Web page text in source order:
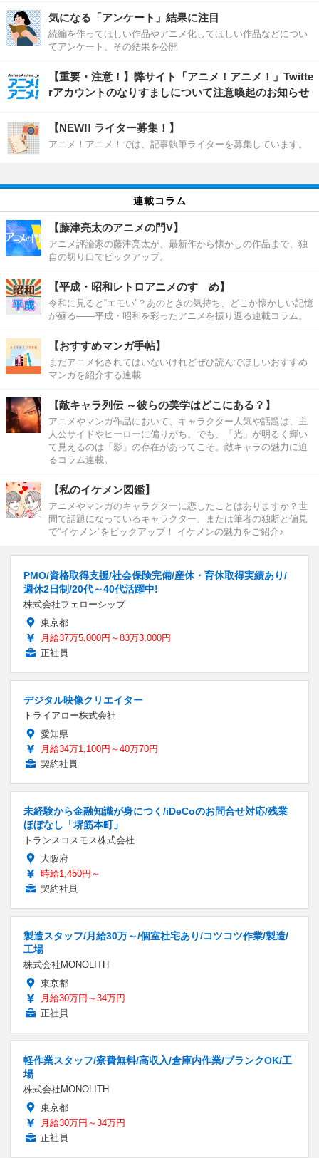
気になる「アンケート」結果に注目
続編を作ってほしい作品やアニメ化してほしい作品などについ
てアンケート、その結果を公開
【重要・注意！】弊サイト「アニメ！アニメ！」Twitte
rアカウントのなりすましについて注意喚起のお知らせ
【NEW!! ライター募集！】
アニメ！アニメ！では、記事執筆ライターを募集しています。
連載コラム
【藤津亮太のアニメの門V】
アニメ評論家の藤津亮太が、最新作から懐かしの作品まで、独
自の切り口でピックアップ。
【平成・昭和レトロアニメのすゝめ】
令和に見ると“エモい”？あのときの気持ち、どこか懐かしい記憶
が蘇る――平成・昭和を彩ったアニメを振り返る連載コラム。
【おすすめマンガ手帖】
まだアニメ化されてはいないけれどぜひ読んでほしいおすすめ
マンガを紹介する連載
【敵キャラ列伝 ～彼らの美学はどこにある？】
アニメやマンガ作品において、キャラクター人気や話題は、主
人公サイドやヒーローに偏りがち。でも、「光」が明るく輝い
て見えるのは「影」の存在があってこそ。敵キャラの魅力に迫
るコラム連載。
【私のイケメン図鑑】
アニメやマンガのキャラクターに恋したことはありますか？世
間で話題になっているキャラクター、または筆者の独断と偏見
で“イケメン”をピックアップ！ イケメンの魅力をご紹介♪
PMO/資格取得支援/社会保険完備/産休・育休取得実績あり/
週休2日制/20代～40代活躍中!
株式会社フェローシップ
東京都
月給37万5,000円～83万3,000円
正社員
デジタル映像クリエイター
トライアロー株式会社
愛知県
月給34万1,100円～40万70円
契約社員
未経験から金融知識が身につく/iDeCoのお問合せ対応/残業
ほぼなし「堺筋本町」
トランスコスモス株式会社
大阪府
時給1,450円～
契約社員
製造スタッフ/月給30万～/個室社宅あり/コツコツ作業/製造/
工場
株式会社MONOLITH
東京都
月給30万円～34万円
正社員
軽作業スタッフ/寮費無料/高収入/倉庫内作業/ブランクOK/工
場
株式会社MONOLITH
東京都
月給30万円～34万円
正社員